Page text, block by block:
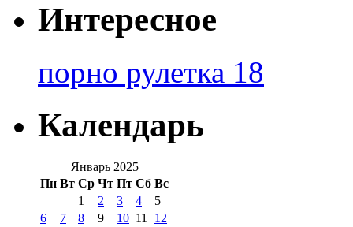
Интересное
порно рулетка 18
Календарь
Январь 2025
Пн Вт Ср Чт Пт Сб Вс
1 2 3 4
5
6
7 8 9 10 11
12